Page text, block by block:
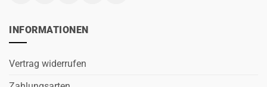
INFORMATIONEN
Vertrag widerrufen